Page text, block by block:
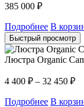
385 000 ₽
Подробнее В
Быстрый просмотр
Люстра Organic
4 400 ₽ – 32 450 ₽
Подробнее В